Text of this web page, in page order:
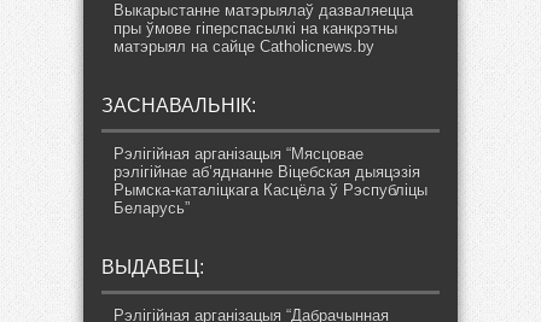
Выкарыстанне матэрыялаў дазваляецца
пры ўмове гіперспасылкі на канкрэтны
матэрыял на сайце Catholicnews.by
ЗАСНАВАЛЬНІК:
Рэлігійная арганізацыя “Мясцовае
рэлігійнае аб’яднанне Віцебская дыяцэзія
Рымска-каталіцкага Касцёла ў Рэспубліцы
Беларусь”
ВЫДАВЕЦ:
Рэлігійная арганізацыя “Дабрачынная